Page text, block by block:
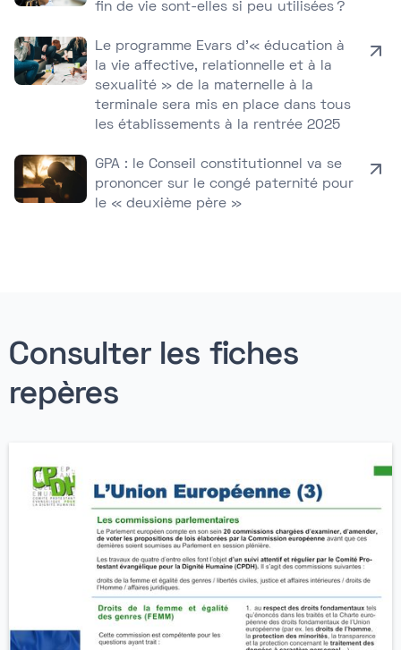
fin de vie sont-elles si peu utilisées ?
Le programme Evars d’« éducation à
la vie affective, relationnelle et à la
sexualité » de la maternelle à la
terminale sera mis en place dans tous
les établissements à la rentrée 2025
GPA : le Conseil constitutionnel va se
prononcer sur le congé paternité pour
le « deuxième père »
Consulter les fiches
repères